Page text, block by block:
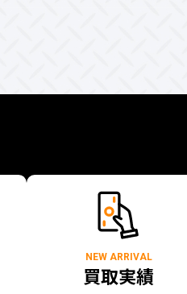
NEW ARRIVAL
買取実績